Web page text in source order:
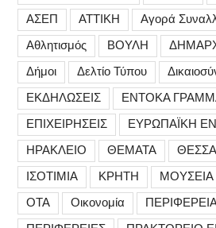
ΑΣΕΠ
ΑΤΤΙΚΗ
Αγορά
Αθλητισμός
ΒΟΥΛΗ
Δήμοι
Δελτίο Τύπου
ΕΚΔΗΛΩΣΕΙΣ
ΕΝΤΟΚΑ
ΕΠΙΧΕΙΡΗΣΕΙΣ
ΕΥΡΩΠΑΪΚΗ
ΗΡΑΚΛΕΙΟ
ΘΕΜΑΤΑ
ΙΣΟΤΙΜΙΑ
ΚΡΗΤΗ ΜΟΥΣΕΙΑ
ΟΤΑ
Οικονομία